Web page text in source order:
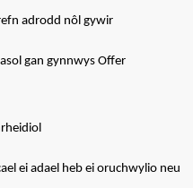
adrodd nôl gywir
gan gynnwys Offer
ei adael heb ei oruchwylio neu